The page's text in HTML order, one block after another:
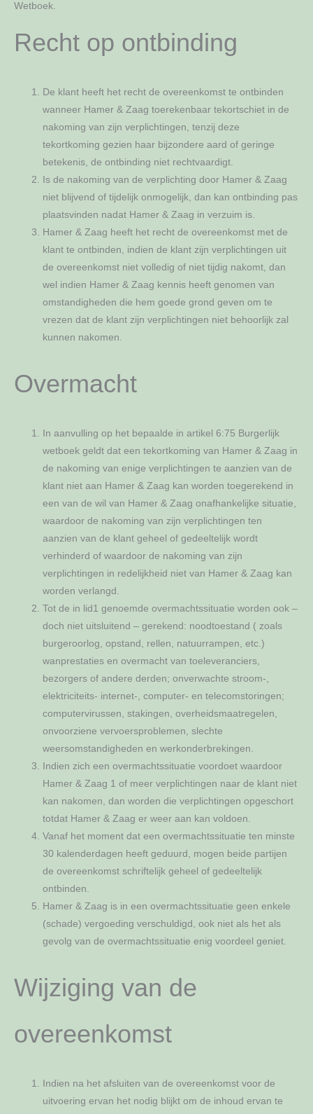
Wetboek.
Recht op ontbinding
De klant heeft het recht de overeenkomst te ontbinden
wanneer Hamer & Zaag toerekenbaar tekortschiet in de
nakoming van zijn verplichtingen, tenzij deze
tekortkoming gezien haar bijzondere aard of geringe
betekenis, de ontbinding niet rechtvaardigt.
Is de nakoming van de verplichting door Hamer & Zaag
niet blijvend of tijdelijk onmogelijk, dan kan ontbinding pas
plaatsvinden nadat Hamer & Zaag in verzuim is.
Hamer & Zaag heeft het recht de overeenkomst met de
klant te ontbinden, indien de klant zijn verplichtingen uit
de overeenkomst niet volledig of niet tijdig nakomt, dan
wel indien Hamer & Zaag kennis heeft genomen van
omstandigheden die hem goede grond geven om te
vrezen dat de klant zijn verplichtingen niet behoorlijk zal
kunnen nakomen.
Overmacht
In aanvulling op het bepaalde in artikel 6:75 Burgerlijk
wetboek geldt dat een tekortkoming van Hamer & Zaag in
de nakoming van enige verplichtingen te aanzien van de
klant niet aan Hamer & Zaag kan worden toegerekend in
een van de wil van Hamer & Zaag onafhankelijke situatie,
waardoor de nakoming van zijn verplichtingen ten
aanzien van de klant geheel of gedeeltelijk wordt
verhinderd of waardoor de nakoming van zijn
verplichtingen in redelijkheid niet van Hamer & Zaag kan
worden verlangd.
Tot de in lid1 genoemde overmachtssituatie worden ook –
doch niet uitsluitend – gerekend: noodtoestand ( zoals
burgeroorlog, opstand, rellen, natuurrampen, etc.)
wanprestaties en overmacht van toeleveranciers,
bezorgers of andere derden; onverwachte stroom-,
elektriciteits- internet-, computer- en telecomstoringen;
computervirussen, stakingen, overheidsmaatregelen,
onvoorziene vervoersproblemen, slechte
weersomstandigheden en werkonderbrekingen.
Indien zich een overmachtssituatie voordoet waardoor
Hamer & Zaag 1 of meer verplichtingen naar de klant niet
kan nakomen, dan worden die verplichtingen opgeschort
totdat Hamer & Zaag er weer aan kan voldoen.
Vanaf het moment dat een overmachtssituatie ten minste
30 kalenderdagen heeft geduurd, mogen beide partijen
de overeenkomst schriftelijk geheel of gedeeltelijk
ontbinden.
Hamer & Zaag is in een overmachtssituatie geen enkele
(schade) vergoeding verschuldigd, ook niet als het als
gevolg van de overmachtssituatie enig voordeel geniet.
Wijziging van de
overeenkomst
Indien na het afsluiten van de overeenkomst voor de
uitvoering ervan het nodig blijkt om de inhoud ervan te